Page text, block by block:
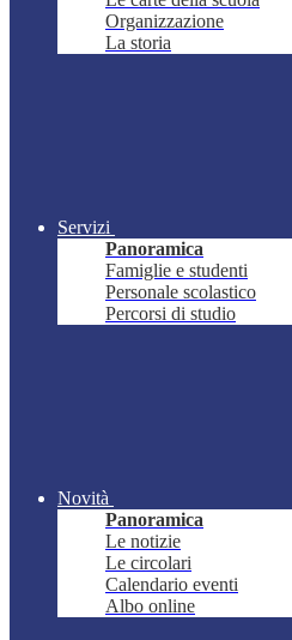
Organizzazione
La storia
Servizi
Panoramica
Famiglie e studenti
Personale scolastico
Percorsi di studio
Novità
Panoramica
Le notizie
Le circolari
Calendario eventi
Albo online